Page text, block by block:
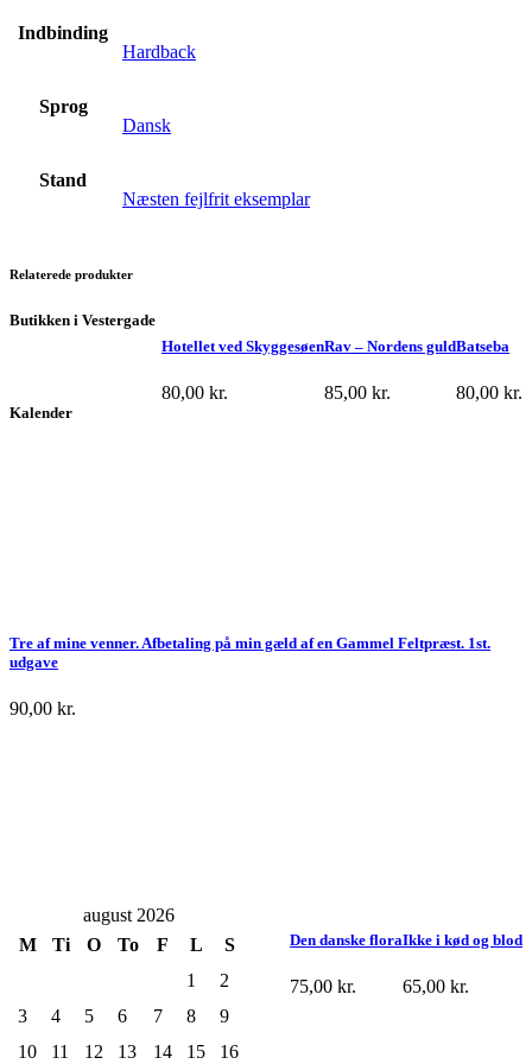
Indbinding
Hardback
Sprog
Dansk
Stand
Næsten fejlfrit eksemplar
Relaterede produkter
Batseba
80,00 kr.
Rav – Nordens guld
85,00 kr.
Hotellet ved Skyggesøen
80,00 kr.
Tre af mine venner. Afbetaling på min gæld af en Gammel Feltpræst. 1st.
udgave
90,00 kr.
Ikke i kød og blod
65,00 kr.
Den danske flora
75,00 kr.
Butikken i Vestergade
Kalender
august 2026
M
Ti O To F L
S
1
2
3
4 5 6 7 8
9
10
11 12 13 14 15
16